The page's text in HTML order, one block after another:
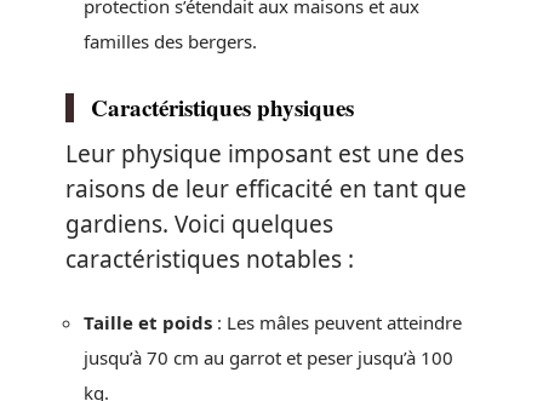
protection s’étendait aux maisons et aux
familles des bergers.
Caractéristiques physiques
Leur physique imposant est une des
raisons de leur efficacité en tant que
gardiens. Voici quelques
caractéristiques notables :
Taille et poids : Les mâles peuvent atteindre
jusqu’à 70 cm au garrot et peser jusqu’à 100
kg.